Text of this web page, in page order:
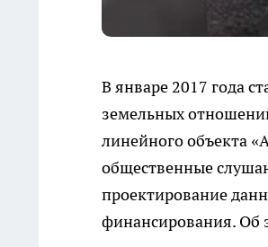
В январе 2017 года
земельных
линейного объекта
общественные
проектирование
финансирования. Об